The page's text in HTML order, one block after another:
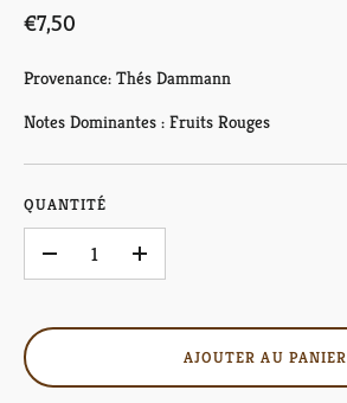
€7,50
Provenance: Thés Dammann
Notes Dominantes : Fruits Rouges
QUANTITÉ
+
AJOUTER AU PANIER